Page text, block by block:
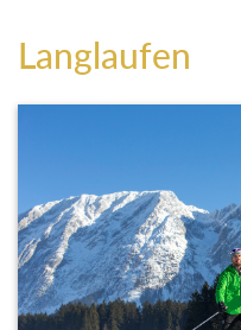
Langlaufen